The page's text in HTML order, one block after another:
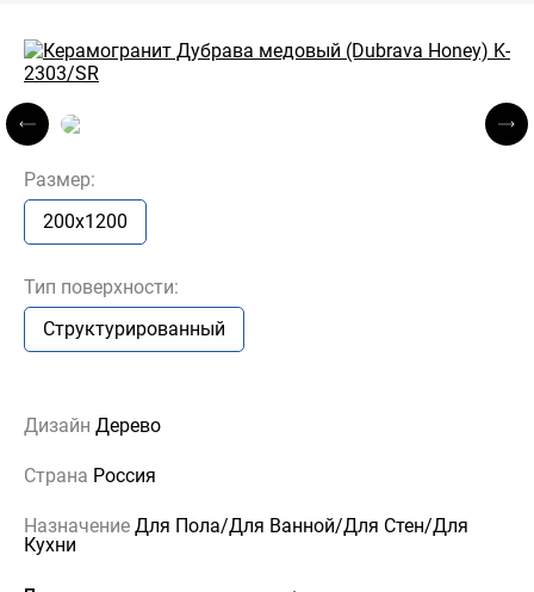
Размер:
200x1200
Тип поверхности:
Структурированный
Дизайн Дерево
Страна Россия
Назначение Для Пола/Для Ванной/Для Стен/Для
Кухни